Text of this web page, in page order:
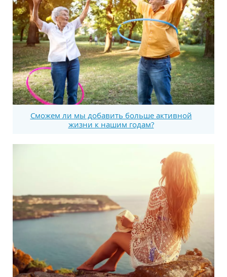
Сможем ли мы добавить больше активной
жизни к нашим годам?